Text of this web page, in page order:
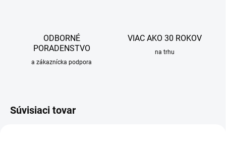
ODBORNÉ
PORADENSTVO
a zákaznícka podpora
VIAC AKO 30 ROKOV
na trhu
Súvisiaci tovar